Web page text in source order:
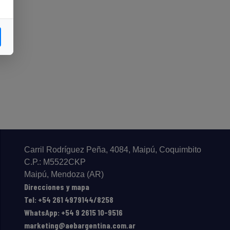
Carril Rodríguez Peña, 4084, Maipú, Coquimbito
C.P.: M5522CKP
Maipú, Mendoza (AR)
Direcciones y mapa
Tel: +54 261 4979144/8258
WhatsApp: +54 9 2615 10-9516
marketing@aebargentina.com.ar